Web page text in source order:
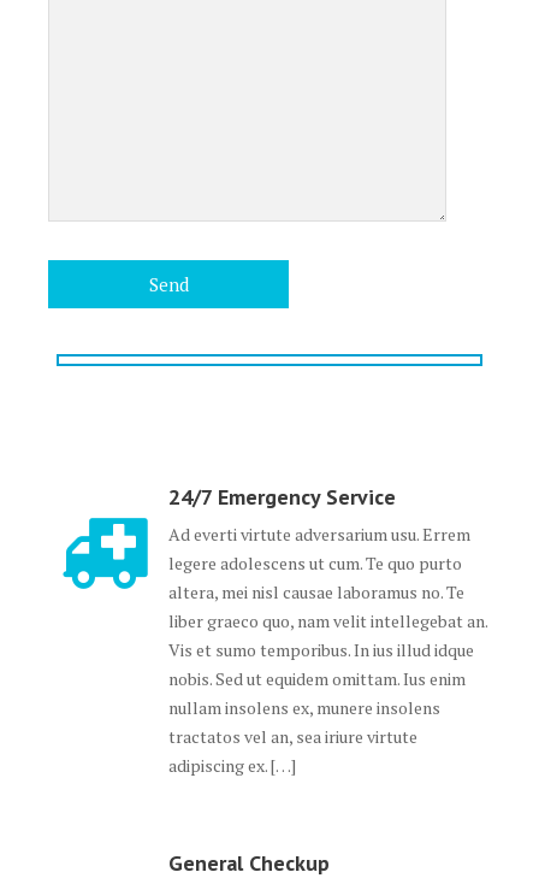
24/7 Emergency Service
Ad everti virtute adversarium usu. Errem
legere adolescens ut cum. Te quo purto
altera, mei nisl causae laboramus no. Te
liber graeco quo, nam velit intellegebat an.
Vis et sumo temporibus. In ius illud idque
nobis. Sed ut equidem omittam. Ius enim
nullam insolens ex, munere insolens
tractatos vel an, sea iriure virtute
adipiscing ex. […]
General Checkup